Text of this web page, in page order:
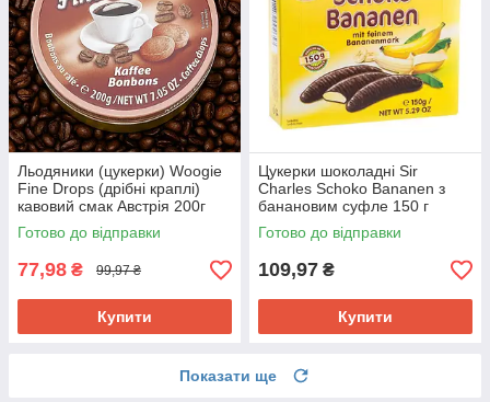
Льодяники (цукерки) Woogie
Fine Drops (дрібні краплі)
кавовий смак Австрія 200г
Готово до відправки
77,98 ₴ 99,97 ₴
Купити
Цукерки шоколадні Sir
Charles Schoko Bananen з
банановим суфле 150 г
Австрія
Готово до відправки
109,97 ₴
Купити
Показати ще